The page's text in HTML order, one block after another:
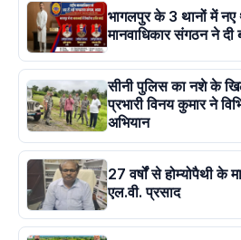
भागलपुर के 3 थानों में नए
मानवाधिकार संगठन ने दी
सीनी पुलिस का नशे के
प्रभारी विनय कुमार ने
अभियान
27 वर्षों से होम्योपैथी के
एल.वी. प्रसाद